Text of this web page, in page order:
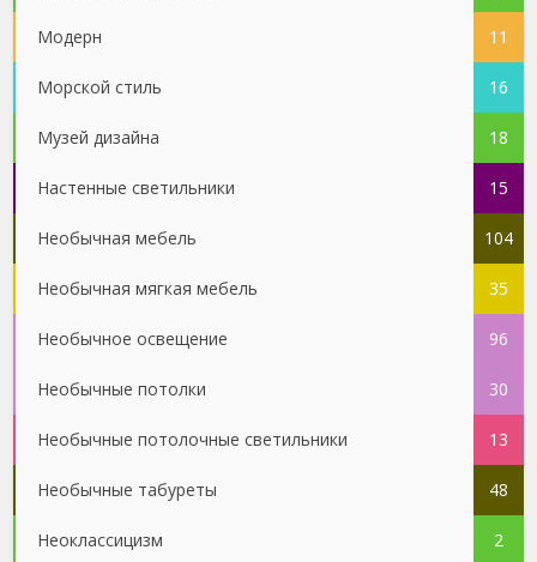
Модерн 11
Морской стиль 16
Музей дизайна 18
Настенные светильники 15
Необычная мебель 104
Необычная мягкая мебель 35
Необычное освещение 96
Необычные потолки 30
Необычные потолочные светильники 13
Необычные табуреты 48
Неоклассицизм 2